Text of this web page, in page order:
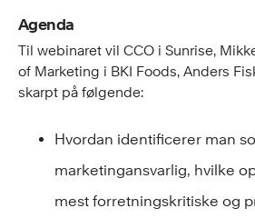
Agenda
Til webinaret vil CCO i Sunrise,
of Marketing i BKI Foods, Anders
skarpt på følgende:
Hvordan identificerer man
marketingansvarlig, hvilke
mest forretningskritiske og